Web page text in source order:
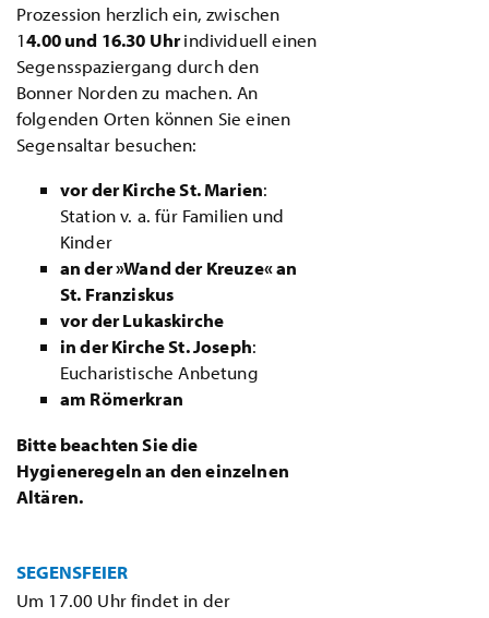
Prozession herzlich ein, zwischen
14.00 und 16.30 Uhrindividuell einen
Segensspaziergang durch den
Bonner Norden zu machen. An
folgenden Orten können Sie einen
Segensaltar besuchen:
vor der Kirche St. Marien:
Station v. a. für Familien und
Kinder
an der »Wand der Kreuze« an
St. Franziskus
vor der Lukaskirche
in der Kirche St. Joseph:
Eucharistische Anbetung
am Römerkran
Bitte beachten Sie die
Hygieneregeln an den einzelnen
Altären.
SEGENSFEIER
Um 17.00 Uhr findet in der